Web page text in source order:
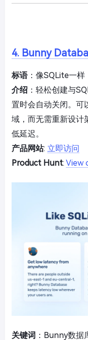
4. Bunny
标语：像SQLite一样
介绍 ：轻松创建与
置时会自动关闭。可
域，而无需重新设计
低延迟。
产品网站: 立即访问
Product Hunt: View
关键词 ：Bunny数据